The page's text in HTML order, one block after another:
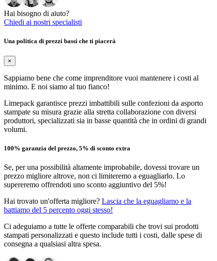
Hai bisogno di aiuto?
Chiedi ai nostri specialisti
Una politica di prezzi bassi che ti piacerà
×
Sappiamo bene che come imprenditore vuoi mantenere i costi al
minimo. E noi siamo al tuo fianco!
Limepack garantisce prezzi imbattibili sulle confezioni da asporto
stampate su misura grazie alla stretta collaborazione con diversi
produttori, specializzati sia in basse quantità che in ordini di grandi
volumi.
100% garanzia del prezzo, 5% di sconto extra
Se, per una possibilità altamente improbabile, dovessi trovare un
prezzo migliore altrove, non ci limiteremo a eguagliarlo. Lo
supereremo offrendoti uno sconto aggiuntivo del 5%!
Hai trovato un'offerta migliore? Lascia che la eguagliamo e la
battiamo del 5 percento oggi stesso!
Ci adeguiamo a tutte le offerte comparabili che trovi sui prodotti
stampati personalizzati e questo include tutti i costi, dalle spese di
consegna a qualsiasi altra spesa.